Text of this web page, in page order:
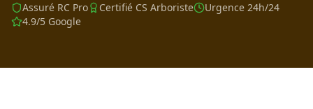
Assuré RC Pro Certifié CS Arboriste
Urgence 24h/24
4.9/5 Google